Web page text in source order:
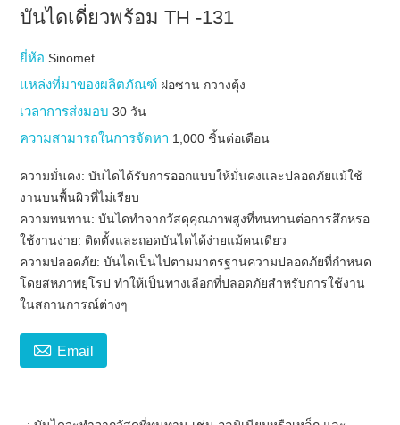
บันไดเดี่ยวพร้อม TH -131
ยี่ห้อSinomet
แหล่งที่มาของผลิตภัณฑ์ ฝอซาน กวางตุ้ง
เวลาการส่งมอบ30 วัน
ความสามารถในการจัดหา 1,000 ชิ้นต่อเดือน
ความมั่นคง: บันไดได้รับการออกแบบให้มั่นคงและปลอดภัยแม้ใช้
งานบนพื้นผิวที่ไม่เรียบ
ความทนทาน: บันไดทำจากวัสดุคุณภาพสูงที่ทนทานต่อการสึกหรอ
ใช้งานง่าย: ติดตั้งและถอดบันไดได้ง่ายแม้คนเดียว
ความปลอดภัย: บันไดเป็นไปตามมาตรฐานความปลอดภัยที่กำหนด
โดยสหภาพยุโรป ทำให้เป็นทางเลือกที่ปลอดภัยสำหรับการใช้งาน
ในสถานการณ์ต่างๆ
 Email